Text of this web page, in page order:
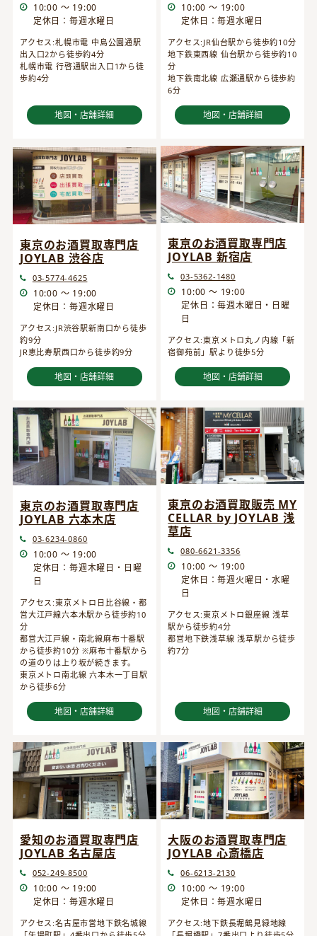
10:00 ～ 19:00
定休日：毎週水曜日
アクセス:札幌市電 中島公園通駅
出入口2から徒歩約4分
札幌市電 行啓通駅出入口1から徒
歩約4分
地図・店舗詳細
10:00 ～ 19:00
定休日：毎週水曜日
アクセス:JR仙台駅から徒歩約10分
地下鉄東西線 仙台駅から徒歩約10
分
地下鉄南北線 広瀬通駅から徒歩約
6分
地図・店舗詳細
東京のお酒買取専門店
JOYLAB 渋谷店
03-5774-4625
10:00 ～ 19:00
定休日：毎週水曜日
アクセス:JR渋谷駅新南口から徒歩
約9分
JR恵比寿駅西口から徒歩約9分
地図・店舗詳細
東京のお酒買取専門店
JOYLAB 新宿店
03-5362-1480
10:00 ～ 19:00
定休日：毎週木曜日・日曜
日
アクセス:東京メトロ丸ノ内線「新
宿御苑前」駅より徒歩5分
地図・店舗詳細
東京のお酒買取専門店
JOYLAB 六本木店
03-6234-0860
10:00 ～ 19:00
定休日：毎週木曜日・日曜
日
アクセス:東京メトロ日比谷線・都
営大江戸線六本木駅から徒歩約10
分
都営大江戸線・南北線麻布十番駅
から徒歩約10分 ※麻布十番駅から
の道のりは上り坂が続きます。
東京メトロ南北線 六本木一丁目駅
から徒歩6分
地図・店舗詳細
東京のお酒買取販売 MY
CELLAR by JOYLAB 浅
草店
080-6621-3356
10:00 ～ 19:00
定休日：毎週火曜日・水曜
日
アクセス:東京メトロ銀座線 浅草
駅から徒歩約4分
都営地下鉄浅草線 浅草駅から徒歩
約7分
地図・店舗詳細
愛知のお酒買取専門店
JOYLAB 名古屋店
052-249-8500
10:00 ～ 19:00
定休日：毎週水曜日
アクセス:名古屋市営地下鉄名城線
大阪のお酒買取専門店
JOYLAB 心斎橋店
06-6213-2130
10:00 ～ 19:00
定休日：毎週水曜日
アクセス:地下鉄長堀鶴見緑地線